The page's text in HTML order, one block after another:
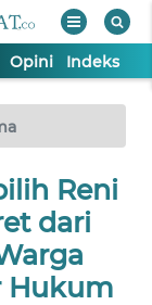
Opini Indeks
Reni
dari
Hukum